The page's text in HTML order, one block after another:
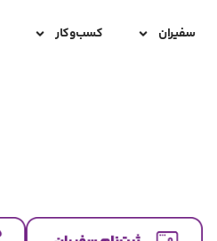
سفیران کسب‌و‌کار